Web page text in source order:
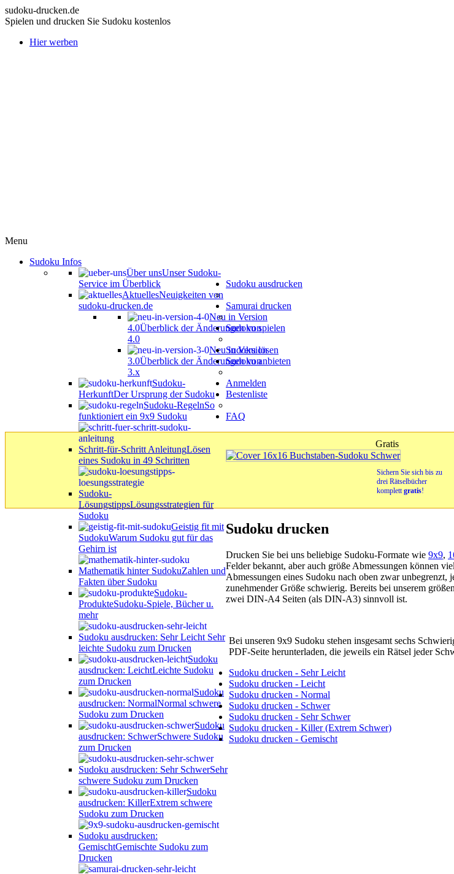
sudoku-drucken.de
Spielen und drucken Sie Sudoku kostenlos
Hier werben
Menu
Sudoku Infos
Über unsUnser Sudoku-
Service im Überblick
AktuellesNeuigkeiten von
sudoku-drucken.de
Neu in Version
4.0Überblick der Änderungen von
4.0
Neu in Version
3.0Überblick der Änderungen von
3.x
Sudoku-
HerkunftDer Ursprung der Sudoku
Sudoku-RegelnSo
funktioniert ein 9x9 Sudoku
Schritt-für-Schritt AnleitungLösen
eines Sudoku in 49 Schritten
Sudoku-
LösungstippsLösungsstrategien für
Sudoku
Geistig fit mit
SudokuWarum Sudoku gut für das
Gehirn ist
Mathematik hinter SudokuZahlen und
Fakten über Sudoku
Sudoku-
ProdukteSudoku-Spiele, Bücher u.
mehr
Sudoku ausdrucken
Sudoku ausdrucken: Sehr Leicht Sehr
leichte Sudoku zum Drucken
Sudoku
ausdrucken: LeichtLeichte Sudoku
zum Drucken
Sudoku
ausdrucken: NormalNormal schwere
Sudoku zum Drucken
Sudoku
ausdrucken: SchwerSchwere Sudoku
zum Drucken
Sudoku ausdrucken: Sehr SchwerSehr
schwere Sudoku zum Drucken
Sudoku
ausdrucken: KillerExtrem schwere
Sudoku zum Drucken
Sudoku ausdrucken:
GemischtGemischte Sudoku zum
Drucken
Samurai drucken
Sudoku spielen
Sudoku lösen
Sudoku anbieten
Anmelden
Bestenliste
FAQ
Gratis
Sichern Sie sich bis zu
drei Rätselbücher
komplettgratis!
Sudoku drucken
Drucken Sie bei uns beliebige Sudoku-Formate wie 9x9,
Felder bekannt, aber auch größe Abmessungen können
Abmessungen eines Sudoku nach oben zwar
zunehmender Größe schwierig. Bereits bei unserem
zwei DIN-A4 Seiten (als DIN-A3) sinnvoll ist.
Bei unseren 9x9 Sudoku stehen insgesamt sechs
PDF-Seite herunterladen, die jeweils ein Rätsel jeder
Sudoku drucken - Sehr Leicht
Sudoku drucken - Leicht
Sudoku drucken - Normal
Sudoku drucken - Schwer
Sudoku drucken - Sehr Schwer
Sudoku drucken - Killer (Extrem Schwer)
Sudoku drucken - Gemischt